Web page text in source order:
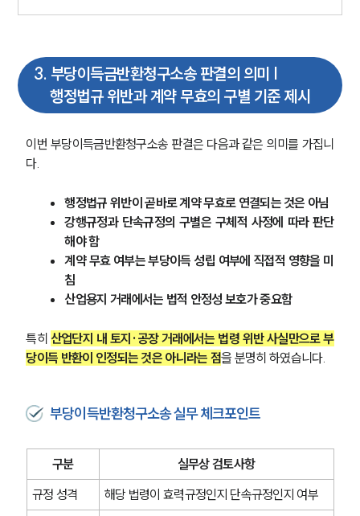
팀소개
팀소개
대륜의 강점
글로벌 파트너 로펌
AI대륜
사례분석/최신동향
법률정보
고객후기
건설부 업무
구성원 소개
3. 부당이득금반환청구소송 판결의 의미 |
행정법규 위반과 계약 무효의 구별 기준 제시
이번 부당이득금반환청구소송 판결은 다음과 같은 의미를 가집니
다.
행정법규 위반이 곧바로 계약 무효로 연결되는 것은 아님
강행규정과 단속규정의 구별은 구체적 사정에 따라 판단
해야 함
계약 무효 여부는 부당이득 성립 여부에 직접적 영향을 미
침
산업용지 거래에서는 법적 안정성 보호가 중요함
특히 산업단지 내 토지·공장 거래에서는 법령 위반 사실만으로 부
당이득 반환이 인정되는 것은 아니라는 점을 분명히 하였습니다.
부당이득반환청구소송 실무 체크포인트
구분
실무상 검토사항
규정 성격
해당 법령이 효력규정인지 단속규정인지 여부